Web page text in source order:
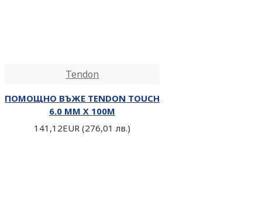
Tendon
ПОМОЩНО ВЪЖЕ TENDON TOUCH
6.0 MM Х 100М
141,12EUR (276,01 лв.)